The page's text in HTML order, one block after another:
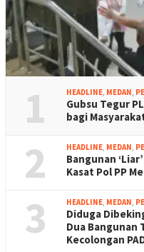
1 HEADLINE, MEDAN,
Gubsu Tegur
bagi
2 HEADLINE, MEDAN,
Bangunan
Kasat Pol PP
3 HEADLINE, MEDAN,
Diduga
Dua Bangunan
Kecolongan